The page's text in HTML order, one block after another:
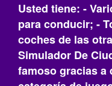
Usted tiene: -
para conducir; -
coches de las
Simulador De
famoso gracias a